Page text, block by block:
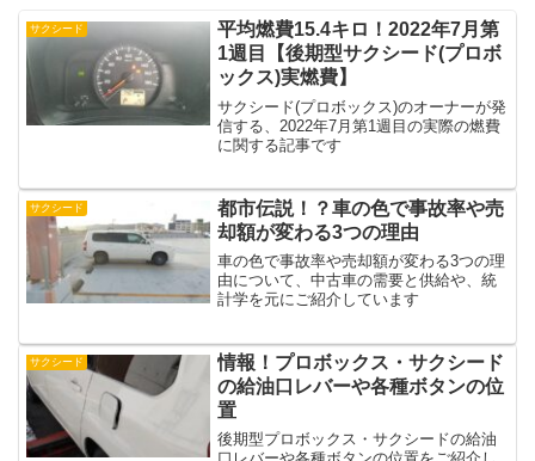
サクシード
平均燃費15.4キロ！2022年7月第
1週目【後期型サクシード(プロボ
ックス)実燃費】
サクシード(プロボックス)のオーナーが発
信する、2022年7月第1週目の実際の燃費
に関する記事です
サクシード
都市伝説！？車の色で事故率や売
却額が変わる3つの理由
車の色で事故率や売却額が変わる3つの理
由について、中古車の需要と供給や、統
計学を元にご紹介しています
サクシード
情報！プロボックス・サクシード
の給油口レバーや各種ボタンの位
置
後期型プロボックス・サクシードの給油